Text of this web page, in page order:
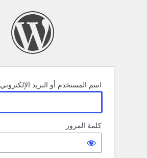
اسم المستخدم أو البريد الإلكتروني
كلمة المرور